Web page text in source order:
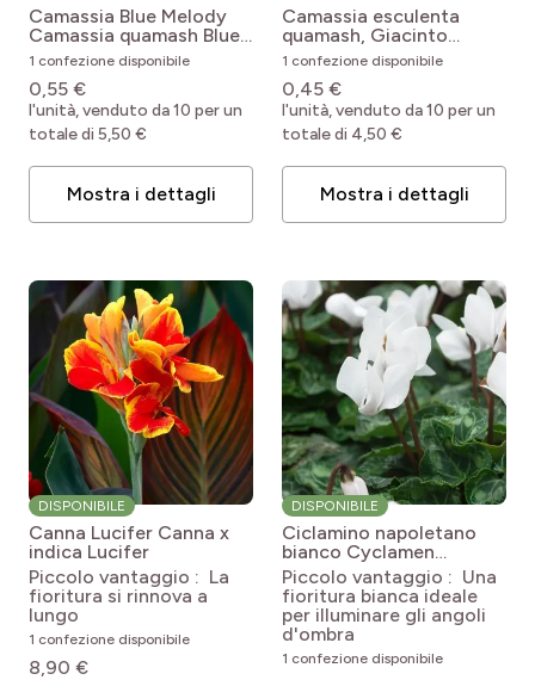
Camassia Blue Melody
Camassia quamash Blue
Melody
1 confezione disponibile
0,55 €
l'unità, venduto da 10 per un
totale di 5,50 €
Mostra i dettagli
Camassia esculenta
quamash, Giacinto
indiano o selvatico
Camassia quamash
1 confezione disponibile
0,45 €
l'unità, venduto da 10 per un
totale di 4,50 €
Mostra i dettagli
DISPONIBILE
Canna Lucifer Canna x
indica Lucifer
Piccolo vantaggio : La
fioritura si rinnova a
lungo
1 confezione disponibile
8,90 €
DISPONIBILE
Ciclamino napoletano
bianco Cyclamen
hederifolium 'Album'
Piccolo vantaggio : Una
fioritura bianca ideale
per illuminare gli angoli
d'ombra
1 confezione disponibile